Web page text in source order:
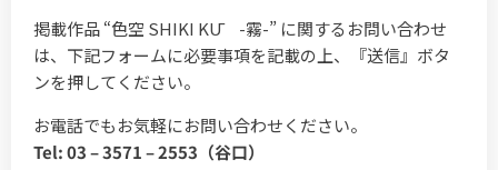
掲載作品 “色空 SHIKI KŪ -霧-” に関するお問い合わせ
は、下記フォームに必要事項を記載の上、『送信』ボタ
ンを押してください。
お電話でもお気軽にお問い合わせください。
Tel: 03 – 3571 – 2553（谷口）